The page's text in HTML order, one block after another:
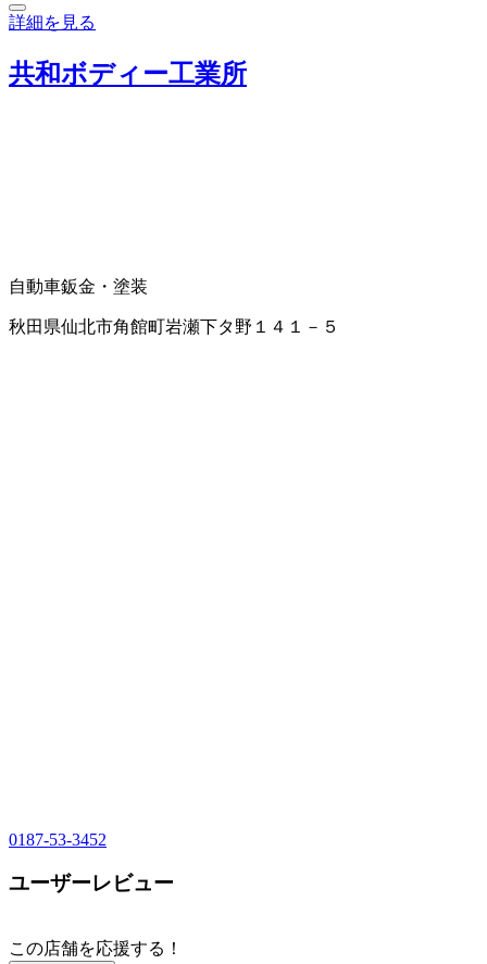
詳細を見る
共和ボディー工業所
自動車鈑金・塗装
秋田県仙北市角館町岩瀬下タ野１４１－５
0187-53-3452
ユーザーレビュー
この店舗を応援する！